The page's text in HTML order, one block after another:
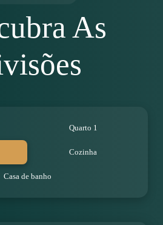
As
Quarto 1
Cozinha
Casa de banho